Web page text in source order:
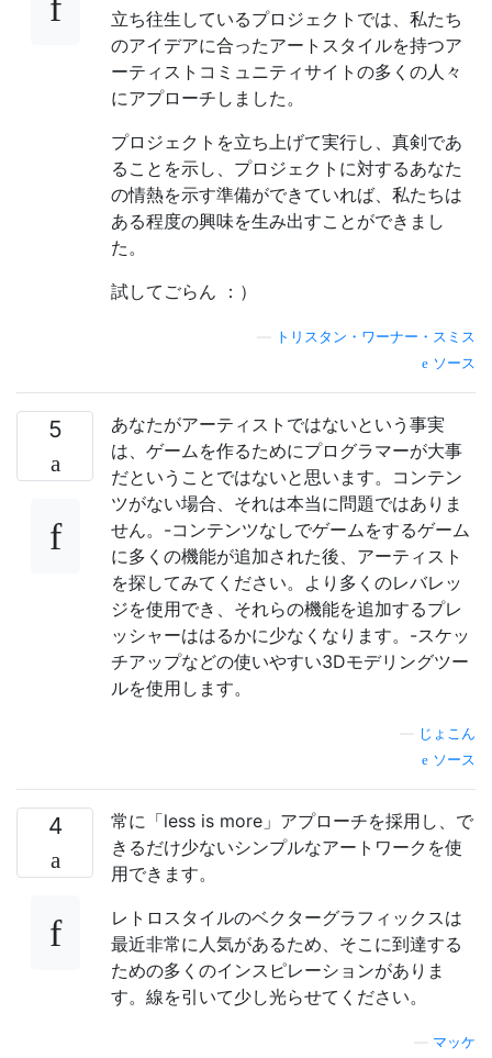
立ち往生しているプロジェクトでは、私たち
のアイデアに合ったアートスタイルを持つア
ーティストコミュニティサイトの多くの人々
にアプローチしました。
プロジェクトを立ち上げて実行し、真剣であ
ることを示し、プロジェクトに対するあなた
の情熱を示す準備ができていれば、私たちは
ある程度の興味を生み出すことができまし
た。
試してごらん ：）
トリスタン・ワーナー・スミス
ソース
5
あなたがアーティストではないという事実
は、ゲームを作るためにプログラマーが大事
だということではないと思います。コンテン
ツがない場合、それは本当に問題ではありま
せん。-コンテンツなしでゲームをするゲーム
に多くの機能が追加された後、アーティスト
を探してみてください。より多くのレバレッ
ジを使用でき、それらの機能を追加するプレ
ッシャーははるかに少なくなります。-スケッ
チアップなどの使いやすい3Dモデリングツー
ルを使用します。
じょこん
ソース
4
常に「less is more」アプローチを採用し、で
きるだけ少ないシンプルなアートワークを使
用できます。
レトロスタイルのベクターグラフィックスは
最近非常に人気があるため、そこに到達する
ための多くのインスピレーションがありま
す。線を引いて少し光らせてください。
マッケ